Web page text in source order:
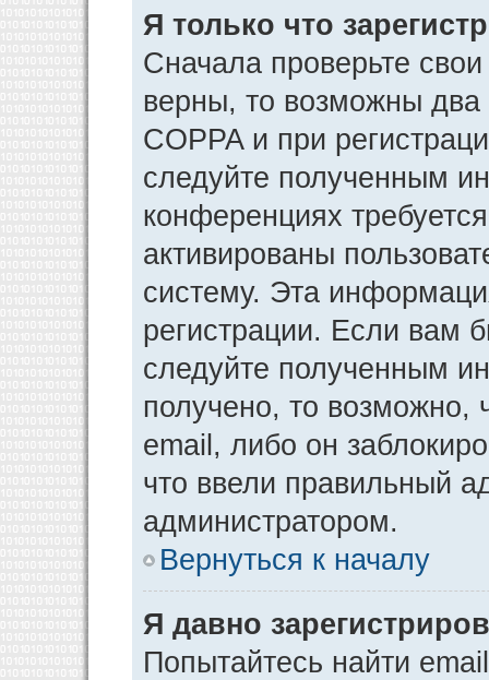
Я только что
Сначала проверьте
верны, то возможны
COPPA и при
следуйте полученным
конференциях
активированы
систему. Эта
регистрации. Если вам
следуйте полученным
получено, то возможно,
email, либо он
что ввели правильный
администратором.
Вернуться к началу
Я давно
Попытайтесь найти